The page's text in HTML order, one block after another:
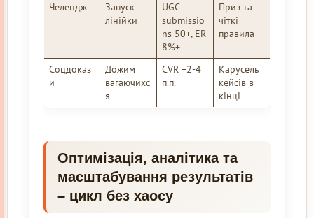
Челендж
Запуск
лінійки
UGC
submissio
ns 50+, ER
8%+
Приз та
чіткі
правила
Соцдоказ
и
Дожим
вагаючихс
я
CVR +2-4
п.п.
Карусель
кейсів в
кінці
Оптимізація, аналітика та
масштабування результатів
– цикл без хаосу